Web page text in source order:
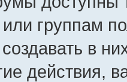
группам
в
действия,